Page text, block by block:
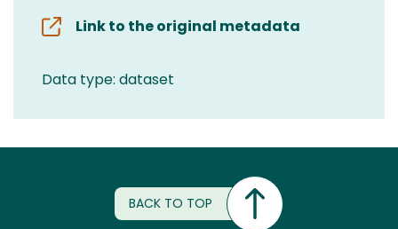
Link to the original metadata
Data type: dataset
BACK TO TOP